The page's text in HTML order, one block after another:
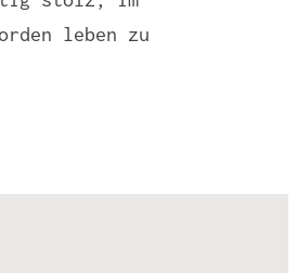
leben zu